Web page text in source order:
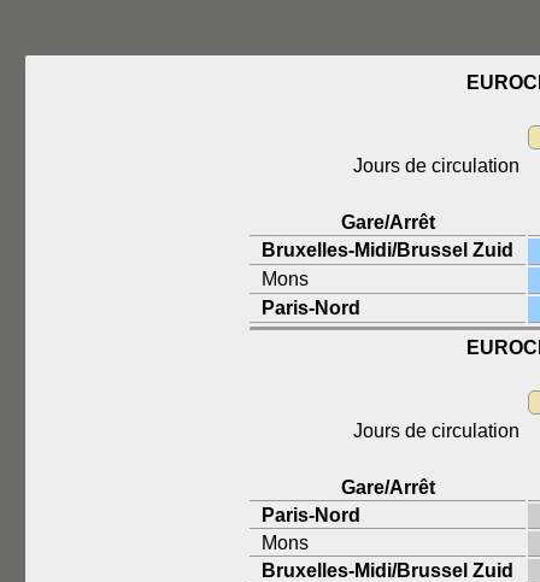
Jours de circulation
Gare/Arrêt
Bruxelles-Midi/Brussel Zuid
Mons
Paris-Nord
Jours de circulation
Gare/Arrêt
Paris-Nord
Mons
Bruxelles-Midi/Brussel Zuid